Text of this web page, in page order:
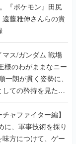
『ポケモン』田尻
藤雅伸さんらの貴
/ガンダム 戦場
様のわがままなニー
朗が貫く姿勢に、
ての矜持を見た
】
ャファイター編】
に、軍事技術を採り
方につけて、ゲー